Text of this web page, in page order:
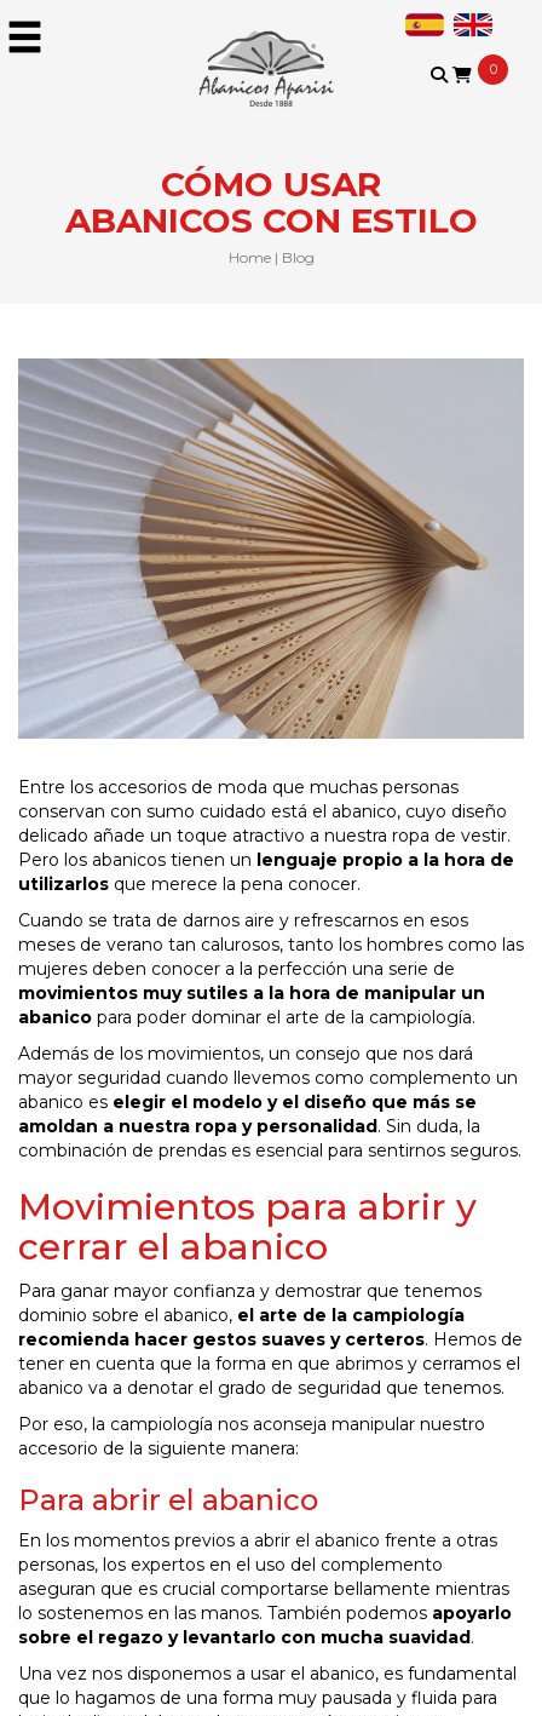
0
CÓMO USAR
ABANICOS CON ESTILO
Home| Blog
Entre los accesorios de moda que muchas personas
conservan con sumo cuidado está el abanico, cuyo diseño
delicado añade un toque atractivo a nuestra ropa de vestir.
Pero los abanicos tienen un lenguaje propio a la hora de
utilizarlos que merece la pena conocer.
Cuando se trata de darnos aire y refrescarnos en esos
meses de verano tan calurosos, tanto los hombres como las
mujeres deben conocer a la perfección una serie de
movimientos muy sutiles a la hora de manipular un
abanico para poder dominar el arte de la campiología.
Además de los movimientos, un consejo que nos dará
mayor seguridad cuando llevemos como complemento un
abanico es elegir el modelo y el diseño que más se
amoldan a nuestra ropa y personalidad. Sin duda, la
combinación de prendas es esencial para sentirnos seguros.
Movimientos para abrir y
cerrar el abanico
Para ganar mayor confianza y demostrar que tenemos
dominio sobre el abanico, el arte de la campiología
recomienda hacer gestos suaves y certeros. Hemos de
tener en cuenta que la forma en que abrimos y cerramos el
abanico va a denotar el grado de seguridad que tenemos.
Por eso, la campiología nos aconseja manipular nuestro
accesorio de la siguiente manera:
Para abrir el abanico
En los momentos previos a abrir el abanico frente a otras
personas, los expertos en el uso del complemento
aseguran que es crucial comportarse bellamente mientras
lo sostenemos en las manos. También podemos apoyarlo
sobre el regazo y levantarlo con mucha suavidad.
Una vez nos disponemos a usar el abanico, es fundamental
que lo hagamos de una forma muy pausada y fluida para